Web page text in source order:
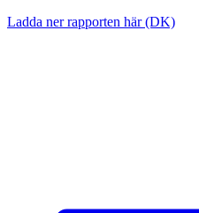
Ladda ner rapporten här (DK)